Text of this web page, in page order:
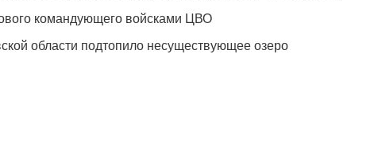
командующего войсками ЦВО
области подтопило несуществующее озеро